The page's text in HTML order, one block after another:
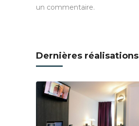
un commentaire.
Dernières réalisations